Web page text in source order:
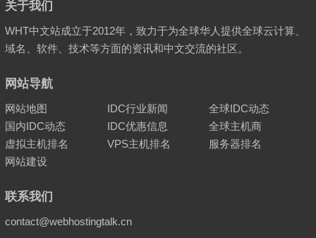
关于我们
WHT中文站成立于2012年，致力于为全球华人提供全球云计算、
域名、软件、技术等方面的资讯和中文交流的社区。
网站导航
网站地图 IDC行业新闻
全球IDC动态
国内IDC动态
IDC优惠信息
全球主机商
虚拟主机排名
VPS主机排名
服务器排名
网站建设
联系我们
contact@webhostingtalk.cn